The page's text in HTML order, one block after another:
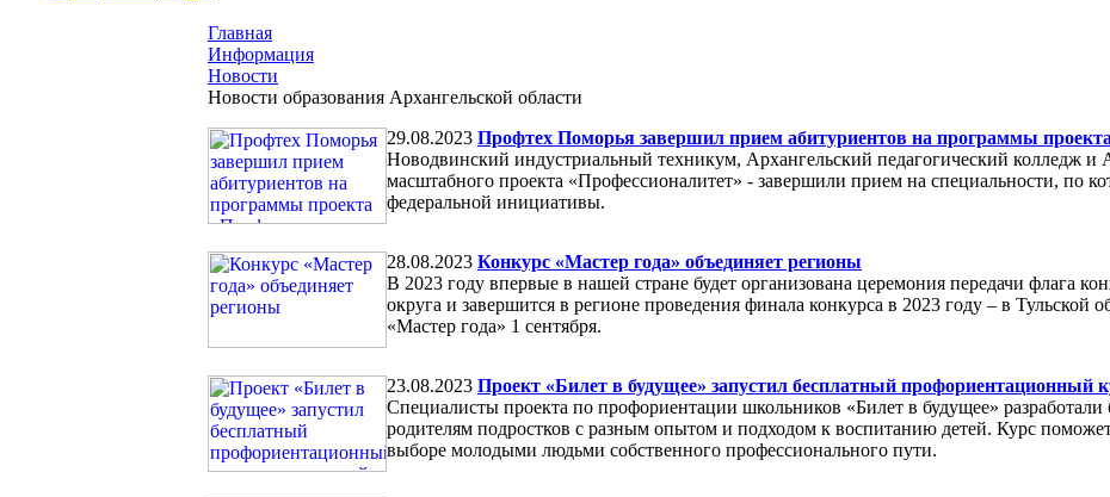
Главная
Информация
Новости
Новости образования Архангельской области
29.08.2023 Профтех Поморья завершил прием абитуриентов на программы
Новодвинский индустриальный техникум, Архангельский педагогический колледж и
масштабного проекта «Профессионалитет» - завершили прием на специальности, по
федеральной инициативы.
28.08.2023 Конкурс «Мастер года» объединяет регионы
В 2023 году впервые в нашей стране будет организована церемония передачи флага
округа и завершится в регионе проведения финала конкурса в 2023 году – в Тульской
«Мастер года» 1 сентября.
23.08.2023 Проект «Билет в будущее» запустил бесплатный профориентационный
Специалисты проекта по профориентации школьников «Билет в будущее»
родителям подростков с разным опытом и подходом к воспитанию детей. Курс
выборе молодыми людьми собственного профессионального пути.